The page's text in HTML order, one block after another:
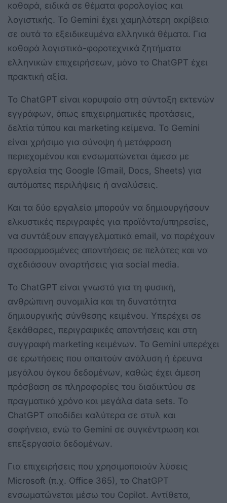
καθαρά, ειδικά σε θέματα φορολογίας και
λογιστικής. Το Gemini έχει χαμηλότερη ακρίβεια
σε αυτά τα εξειδικευμένα ελληνικά θέματα. Για
καθαρά λογιστικά-φοροτεχνικά ζητήματα
ελληνικών επιχειρήσεων, μόνο το ChatGPT έχει
πρακτική αξία.
Το ChatGPT είναι κορυφαίο στη σύνταξη εκτενών
εγγράφων, όπως επιχειρηματικές προτάσεις,
δελτία τύπου και marketing κείμενα. Το Gemini
είναι χρήσιμο για σύνοψη ή μετάφραση
περιεχομένου και ενσωματώνεται άμεσα με
εργαλεία της Google (Gmail, Docs, Sheets) για
αυτόματες περιλήψεις ή αναλύσεις.
Και τα δύο εργαλεία μπορούν να δημιουργήσουν
ελκυστικές περιγραφές για προϊόντα/υπηρεσίες,
να συντάξουν επαγγελματικά email, να παρέχουν
προσαρμοσμένες απαντήσεις σε πελάτες και να
σχεδιάσουν αναρτήσεις για social media.
Το ChatGPT είναι γνωστό για τη φυσική,
ανθρώπινη συνομιλία και τη δυνατότητα
δημιουργικής σύνθεσης κειμένου. Υπερέχει σε
ξεκάθαρες, περιγραφικές απαντήσεις και στη
συγγραφή marketing κειμένων. Το Gemini υπερέχει
σε ερωτήσεις που απαιτούν ανάλυση ή έρευνα
μεγάλου όγκου δεδομένων, καθώς έχει άμεση
πρόσβαση σε πληροφορίες του διαδικτύου σε
πραγματικό χρόνο και μεγάλα data sets. Το
ChatGPT αποδίδει καλύτερα σε στυλ και
σαφήνεια, ενώ το Gemini σε συγκέντρωση και
επεξεργασία δεδομένων.
Για επιχειρήσεις που χρησιμοποιούν λύσεις
Microsoft (π.χ. Office 365), το ChatGPT
ενσωματώνεται μέσω του Copilot. Αντίθετα,